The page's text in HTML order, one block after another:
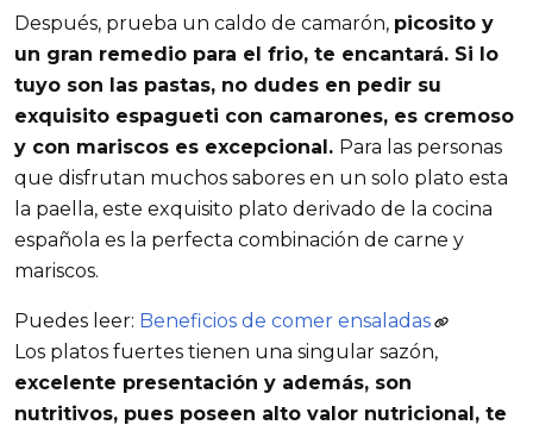
Después, prueba un caldo de camarón, picosito y
un gran remedio para el frio, te encantará. Si lo
tuyo son las pastas, no dudes en pedir su
exquisito espagueti con camarones, es cremoso
y con mariscos es excepcional. Para las personas
que disfrutan muchos sabores en un solo plato esta
la paella, este exquisito plato derivado de la cocina
española es la perfecta combinación de carne y
mariscos.
Puedes leer: Beneficios de comer ensaladas
Los platos fuertes tienen una singular sazón,
excelente presentación y además, son
nutritivos, pues poseen alto valor nutricional, te